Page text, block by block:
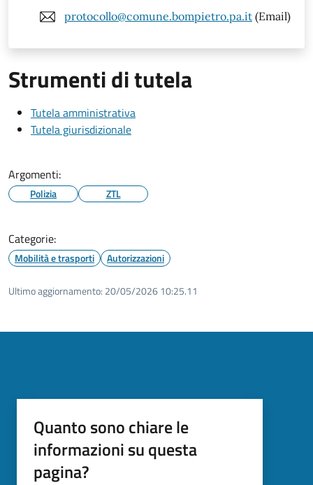
protocollo@comune.bompietro.pa.it (Email)
Strumenti di tutela
Tutela amministrativa
Tutela giurisdizionale
Argomenti:
Polizia ZTL
Categorie:
Mobilità e trasporti Autorizzazioni
Ultimo aggiornamento: 20/05/2026 10:25.11
Quanto sono chiare le
informazioni su questa
pagina?